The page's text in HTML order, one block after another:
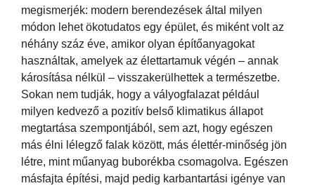
megismerjék: modern berendezések által milyen
módon lehet ökotudatos egy épület, és miként volt az
néhány száz éve, amikor olyan építőanyagokat
használtak, amelyek az élettartamuk végén – annak
károsítása nélkül – visszakerülhettek a természetbe.
Sokan nem tudják, hogy a vályogfalazat például
milyen kedvező a pozitív belső klimatikus állapot
megtartása szempontjából, sem azt, hogy egészen
más élni lélegző falak között, más élettér-minőség jön
létre, mint műanyag buborékba csomagolva. Egészen
másfajta építési, majd pedig karbantartási igénye van